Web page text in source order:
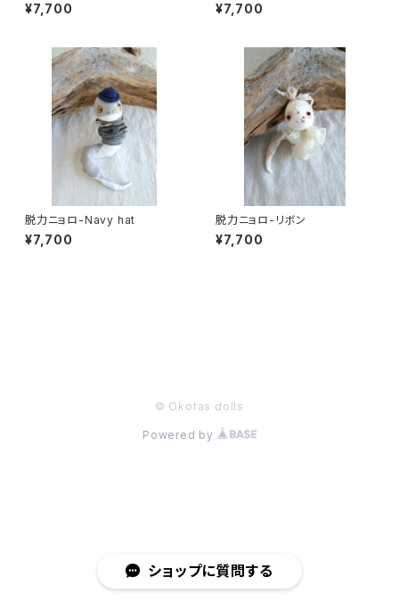
ショップに質問する
¥7,700 ¥7,700
脱力ニョロ-Navy hat
¥7,700
脱力ニョロ-リボン
¥7,700
© Okotas dolls
Powered by